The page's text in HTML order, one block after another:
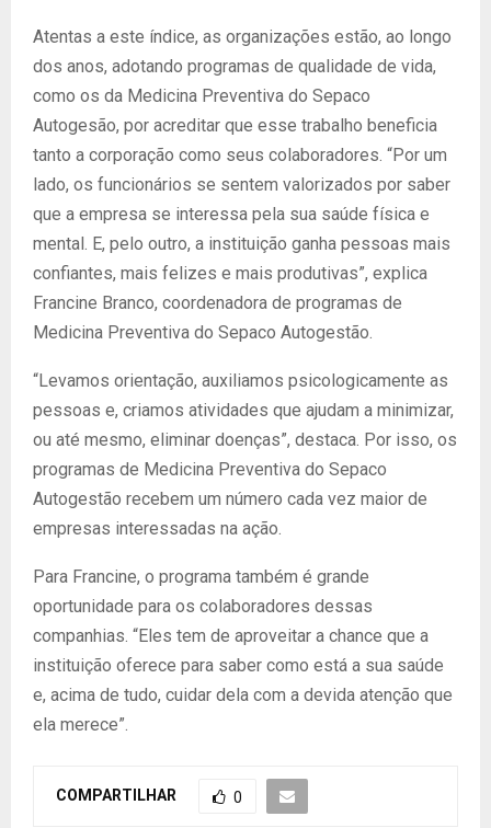
Atentas a este índice, as organizações estão, ao longo
dos anos, adotando programas de qualidade de vida,
como os da Medicina Preventiva do Sepaco
Autogesão, por acreditar que esse trabalho beneficia
tanto a corporação como seus colaboradores. “Por um
lado, os funcionários se sentem valorizados por saber
que a empresa se interessa pela sua saúde física e
mental. E, pelo outro, a instituição ganha pessoas mais
confiantes, mais felizes e mais produtivas”, explica
Francine Branco, coordenadora de programas de
Medicina Preventiva do Sepaco Autogestão.
“Levamos orientação, auxiliamos psicologicamente as
pessoas e, criamos atividades que ajudam a minimizar,
ou até mesmo, eliminar doenças”, destaca. Por isso, os
programas de Medicina Preventiva do Sepaco
Autogestão recebem um número cada vez maior de
empresas interessadas na ação.
Para Francine, o programa também é grande
oportunidade para os colaboradores dessas
companhias. “Eles tem de aproveitar a chance que a
instituição oferece para saber como está a sua saúde
e, acima de tudo, cuidar dela com a devida atenção que
ela merece”.
COMPARTILHAR 0